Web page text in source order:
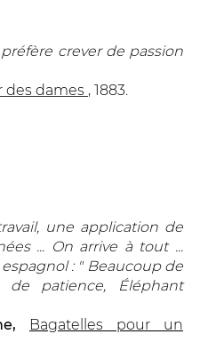
crever de passion
des dames , 1883.
une application de
... On arrive à tout ...
: " Beaucoup de
de patience, Éléphant
Bagatelles pour un